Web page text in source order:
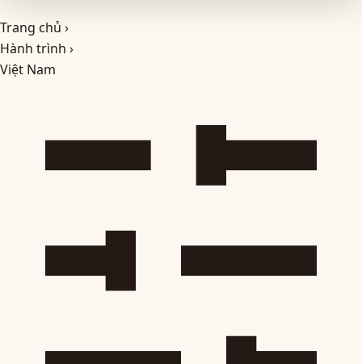
Trang chủ ›
Hành trình ›
Việt Nam